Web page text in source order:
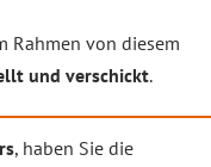
Rahmen von diesem
und verschickt.
, haben Sie die